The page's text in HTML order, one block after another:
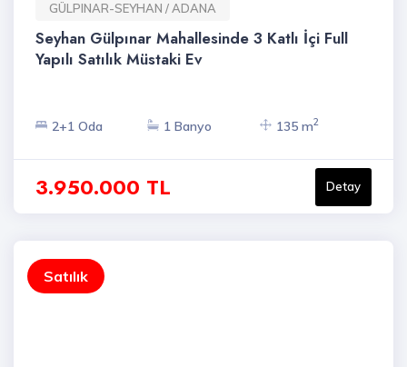
GÜLPINAR-SEYHAN / ADANA
Seyhan Gülpınar Mahallesinde 3 Katlı İçi Full
Yapılı Satılık Müstaki Ev
2+1 Oda 1 Banyo 135 m2
3.950.000 TL Detay
Satılık